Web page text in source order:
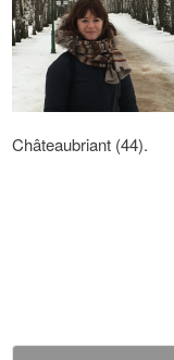
Châteaubriant (44).